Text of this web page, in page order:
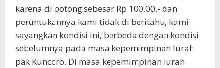
karena di potong sebesar Rp 100,00.- dan
peruntukannya kami tidak di beritahu, kami
sayangkan kondisi ini, berbeda dengan kondisi
sebelumnya pada masa kepemimpinan lurah
pak Kuncoro. Di masa kepemimpinan lurah